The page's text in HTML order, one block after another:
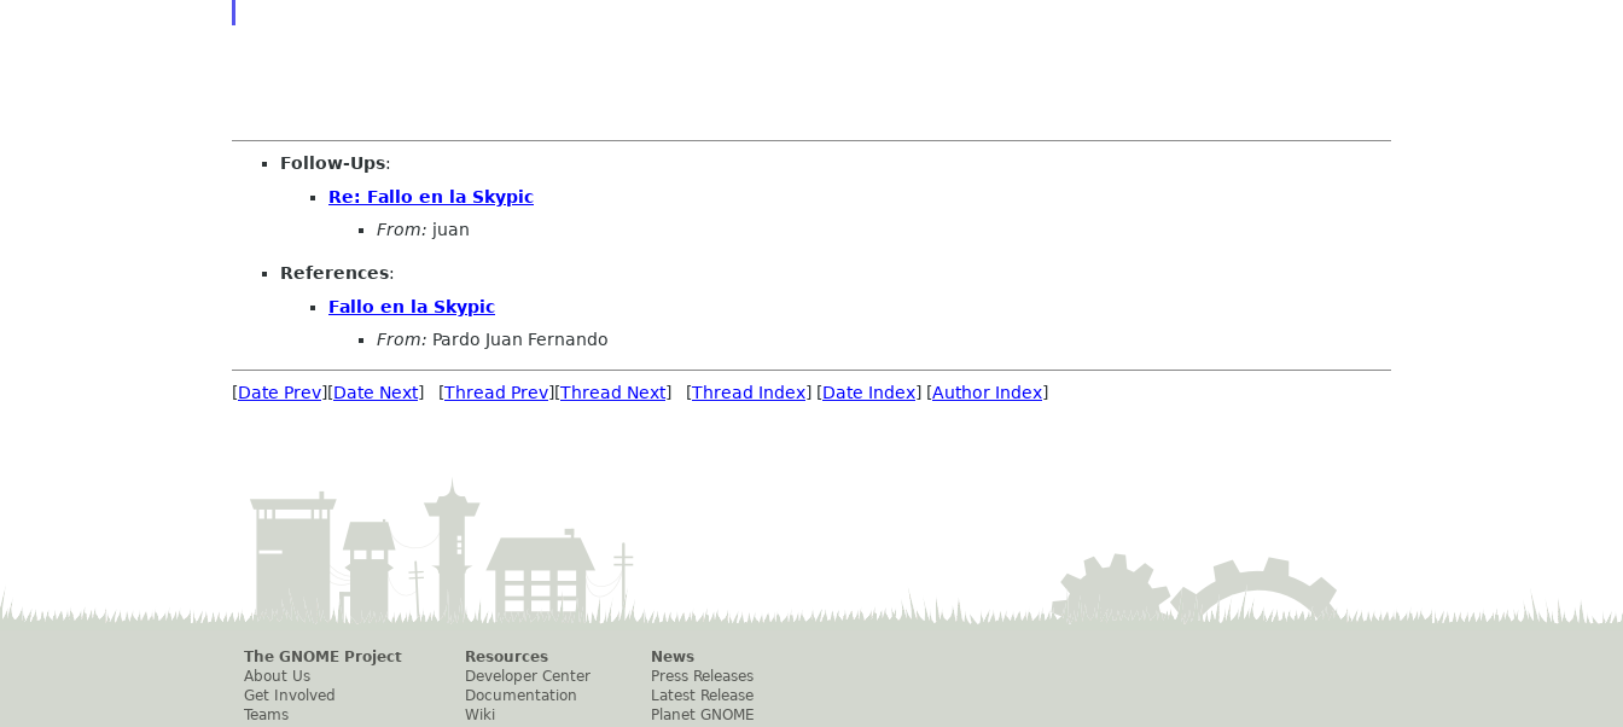
Follow-Ups:
Re: Fallo en la Skypic
From: juan
References:
Fallo en la Skypic
From: Pardo Juan Fernando
[Date Prev][Date Next] [Thread Prev][Thread Next] [Thread Index] [Date Index] [Author Index]
The GNOME Project
About Us
Get Involved
Teams
Resources
Developer Center
Documentation
Wiki
News
Press Releases
Latest Release
Planet GNOME